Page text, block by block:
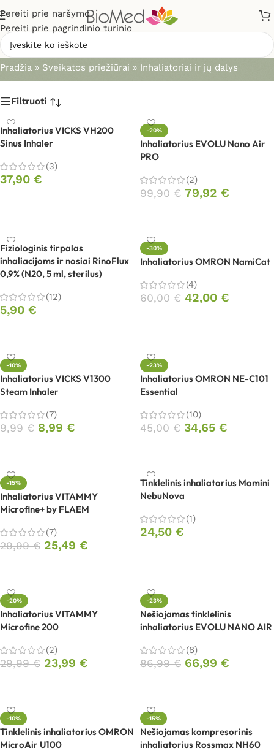
Pereiti prie naršymo
Pereiti prie pagrindinio turinio
Inhaliatoriai ir jų dalys
Pradžia » Sveikatos priežiūrai » Inhaliatoriai ir jų dalys
Filtruoti
Inhaliatorius VICKS VH200
Sinus Inhaler
(3)
37,90 €
-20%
Inhaliatorius EVOLU Nano Air
PRO
(2)
99,90€ 79,92 €
Fiziologinis tirpalas
inhaliacijoms ir nosiai RinoFlux
0,9% (N20, 5 ml, sterilus)
(12)
5,90 €
-30%
Inhaliatorius OMRON NamiCat
(4)
60,00€ 42,00 €
-10%
Inhaliatorius VICKS V1300
Steam Inhaler
(7)
9,99€ 8,99 €
-23%
Inhaliatorius OMRON NE-C101
Essential
(10)
45,00€ 34,65 €
-15%
Inhaliatorius VITAMMY
Microfine+ by FLAEM
(7)
29,99€ 25,49 €
Tinklelinis inhaliatorius Momini
NebuNova
(1)
24,50 €
-20%
Inhaliatorius VITAMMY
Microfine 200
(2)
29,99€ 23,99 €
-23%
Nešiojamas tinklelinis
inhaliatorius EVOLU NANO AIR
(8)
86,99€ 66,99 €
-10%
Tinklelinis inhaliatorius OMRON
MicroAir U100
-15%
Nešiojamas kompresorinis
inhaliatorius Rossmax NH60